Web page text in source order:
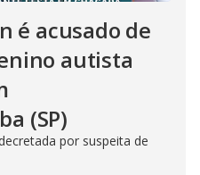
é acusado de
autista
(SP)
por suspeita de